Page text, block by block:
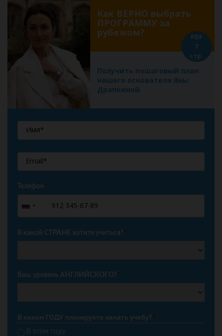
Как ВЕРНО выбрать
ПРОГРАММУ за
рубежом?
Получить пошаговый план
нашего основателя Яны
Драпкиной
PDF
7
стр.
Телефон*
Russia
+7
В какой СТРАНЕ хотите учиться?*
Ваш уровень АНГЛИЙСКОГО?*
В каком ГОДУ планируете начать учебу?*
В этом году